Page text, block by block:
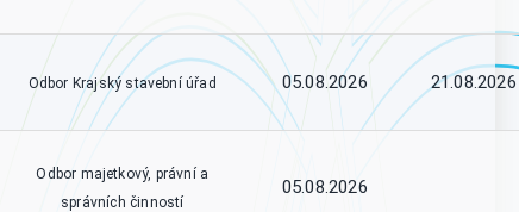
Odbor Krajský stavební úřad 05.08.2026 21.08.2026
Odbor majetkový, právní a
správních činností
05.08.2026